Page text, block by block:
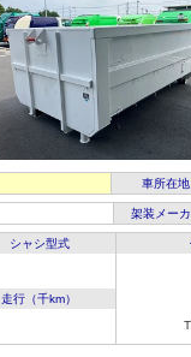
車所在地
架装メー
シャシ型式
走行（千km）